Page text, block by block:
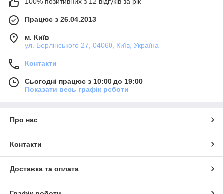
100% позитивних з 12 відгуків за рік
Працює з 26.04.2013
м. Київ
ул. Берлінського 27, 04060, Київ, Україна
Контакти
Сьогодні працює з 10:00 до 19:00
Показати весь графік роботи
Про нас
Контакти
Доставка та оплата